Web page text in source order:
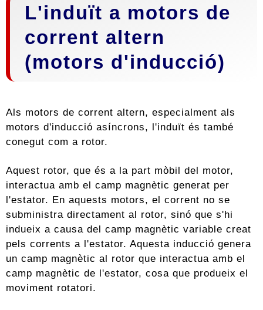
L'induït a motors de
corrent altern
(motors d'inducció)
Als motors de corrent altern, especialment als
motors d'inducció asíncrons, l'induït és també
conegut com a rotor.
Aquest rotor, que és a la part mòbil del motor,
interactua amb el camp magnètic generat per
l'estator. En aquests motors, el corrent no se
subministra directament al rotor, sinó que s'hi
indueix a causa del camp magnètic variable creat
pels corrents a l'estator. Aquesta inducció genera
un camp magnètic al rotor que interactua amb el
camp magnètic de l'estator, cosa que produeix el
moviment rotatori.